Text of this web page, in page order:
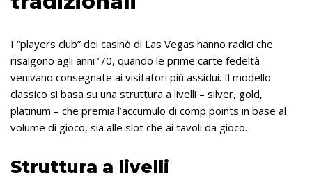
I “players club” dei casinò di Las Vegas hanno radici che
risalgono agli anni ’70, quando le prime carte fedeltà
venivano consegnate ai visitatori più assidui. Il modello
classico si basa su una struttura a livelli – silver, gold,
platinum – che premia l’accumulo di comp points in base al
volume di gioco, sia alle slot che ai tavoli da gioco.
Struttura a livelli